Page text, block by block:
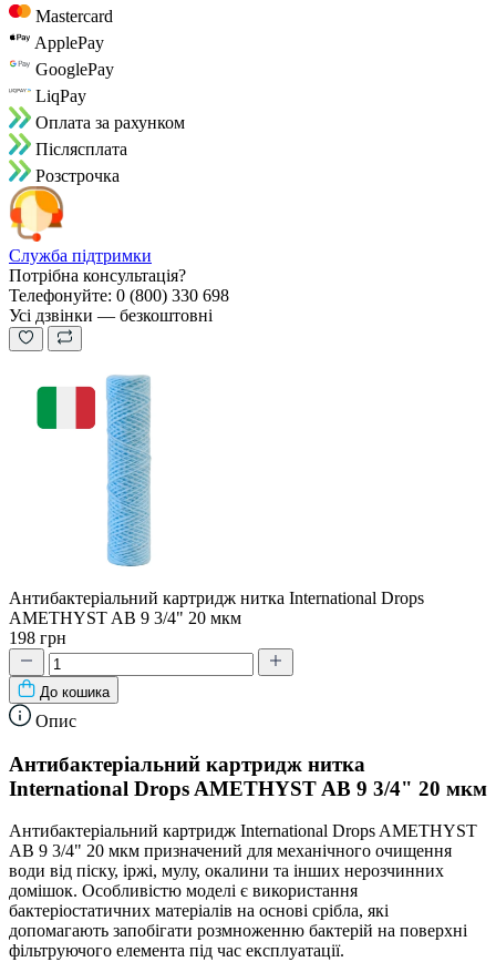
Mastercard
ApplePay
GooglePay
LiqPay
Оплата за рахунком
Пiслясплата
Розстрочка
Служба підтримки
Потрібна консультація?
Телефонуйте: 0 (800) 330 698
Усі дзвінки — безкоштовні
Антибактеріальний картридж нитка International Drops
AMETHYST AB 9 3/4" 20 мкм
198 грн
До кошика
Опис
Антибактеріальний картридж нитка
International Drops AMETHYST AB 9 3/4" 20 мкм
Антибактеріальний картридж International Drops AMETHYST
AB 9 3/4" 20 мкм призначений для механічного очищення
води від піску, іржі, мулу, окалини та інших нерозчинних
домішок. Особливістю моделі є використання
бактеріостатичних матеріалів на основі срібла, які
допомагають запобігати розмноженню бактерій на поверхні
фільтруючого елемента під час експлуатації.